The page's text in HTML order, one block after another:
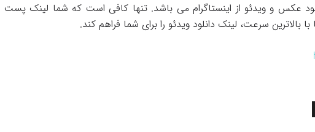
عکس و ویدئو از اینستاگرام می باشد. تنها کافی است که شما لینک پست
بالاترین سرعت، لینک دانلود ویدئو را برای شما فراهم کند.